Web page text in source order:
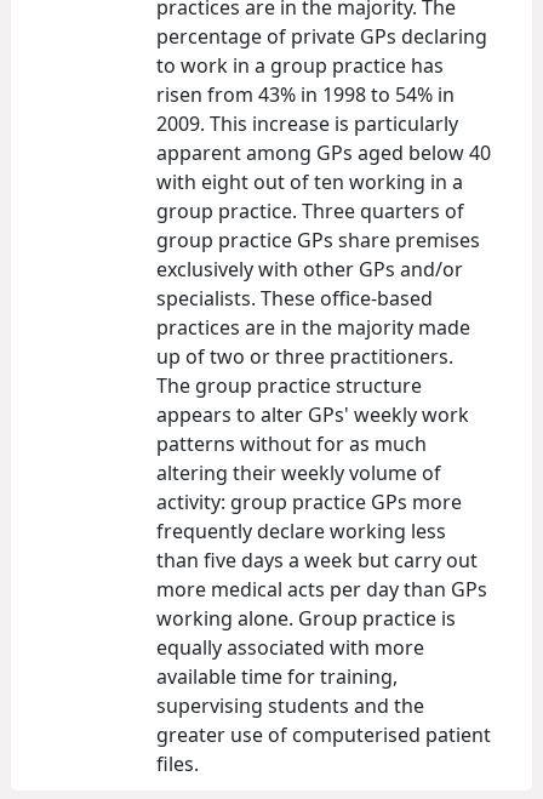
practices are in the majority. The
percentage of private GPs declaring
to work in a group practice has
risen from 43% in 1998 to 54% in
2009. This increase is particularly
apparent among GPs aged below 40
with eight out of ten working in a
group practice. Three quarters of
group practice GPs share premises
exclusively with other GPs and/or
specialists. These office-based
practices are in the majority made
up of two or three practitioners.
The group practice structure
appears to alter GPs' weekly work
patterns without for as much
altering their weekly volume of
activity: group practice GPs more
frequently declare working less
than five days a week but carry out
more medical acts per day than GPs
working alone. Group practice is
equally associated with more
available time for training,
supervising students and the
greater use of computerised patient
files.